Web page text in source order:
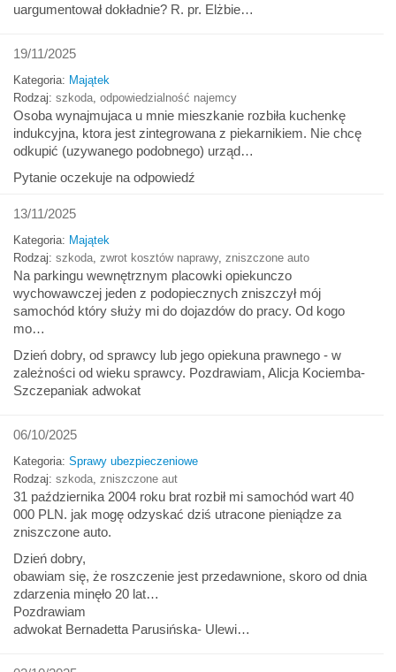
uargumentował dokładnie? R. pr. Elżbie…
19/11/2025
Kategoria: Majątek
Rodzaj: szkoda odpowiedzialność najemcy
Osoba wynajmujaca u mnie mieszkanie rozbiła kuchenkę
indukcyjna, ktora jest zintegrowana z piekarnikiem. Nie chcę
odkupić (uzywanego podobnego) urząd…
Pytanie oczekuje na odpowiedź
13/11/2025
Kategoria: Majątek
Rodzaj: szkoda zwrot kosztów naprawy, zniszczone auto
Na parkingu wewnętrznym placowki opiekunczo
wychowawczej jeden z podopiecznych zniszczył mój
samochód który służy mi do dojazdów do pracy. Od kogo
mo…
Dzień dobry, od sprawcy lub jego opiekuna prawnego - w
zależności od wieku sprawcy. Pozdrawiam, Alicja Kociemba-
Szczepaniak adwokat
06/10/2025
Kategoria: Sprawy ubezpieczeniowe
Rodzaj: szkoda zniszczone aut
31 października 2004 roku brat rozbił mi samochód wart 40
000 PLN. jak mogę odzyskać dziś utracone pieniądze za
zniszczone auto.
Dzień dobry,
obawiam się, że roszczenie jest przedawnione, skoro od dnia
zdarzenia minęło 20 lat…
Pozdrawiam
adwokat Bernadetta Parusińska- Ulewi…